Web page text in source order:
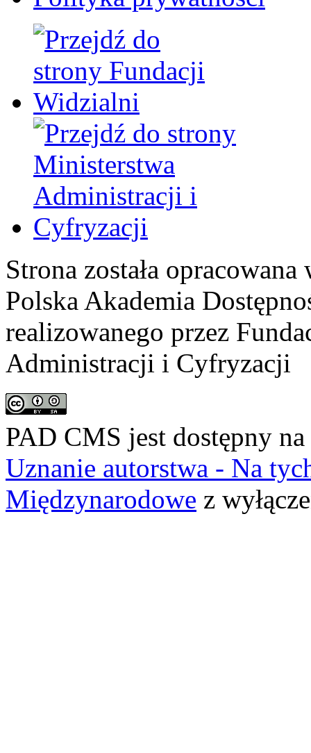
Strona została
Polska Akademia
realizowanego przez
Administracji i Cyfryzacji
PAD CMS jest dostępny na
Uznanie autorstwa - Na
Międzynarodowe z